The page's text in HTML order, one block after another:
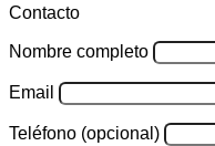
Contacto
Nombre completo
Email
Teléfono (opcional)